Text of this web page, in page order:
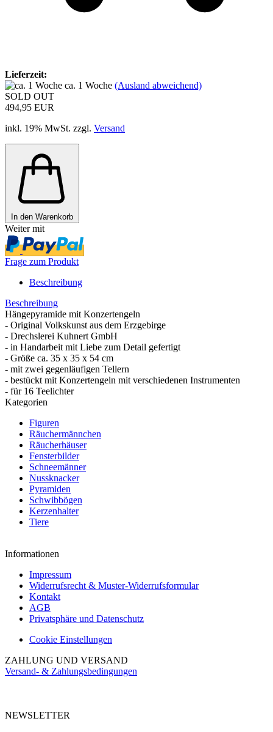
Lieferzeit:
ca. 1 Woche (Ausland abweichend)
SOLD OUT
494,95 EUR
inkl. 19% MwSt. zzgl. Versand
In den Warenkorb
Weiter mit
Frage zum Produkt
Beschreibung
Beschreibung
Hängepyramide mit Konzertengeln
- Original Volkskunst aus dem Erzgebirge
- Drechslerei Kuhnert GmbH
- in Handarbeit mit Liebe zum Detail gefertigt
- Größe ca. 35 x 35 x 54 cm
- mit zwei gegenläufigen Tellern
- bestückt mit Konzertengeln mit verschiedenen Instrumenten
- für 16 Teelichter
Kategorien
Figuren
Räuchermännchen
Räucherhäuser
Fensterbilder
Schneemänner
Nussknacker
Pyramiden
Schwibbögen
Kerzenhalter
Tiere
Informationen
Impressum
Widerrufsrecht & Muster-Widerrufsformular
Kontakt
AGB
Privatsphäre und Datenschutz
Cookie Einstellungen
ZAHLUNG UND VERSAND
Versand- & Zahlungsbedingungen
NEWSLETTER